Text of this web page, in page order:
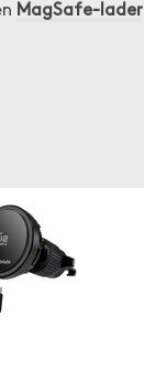
MagSafe-lader